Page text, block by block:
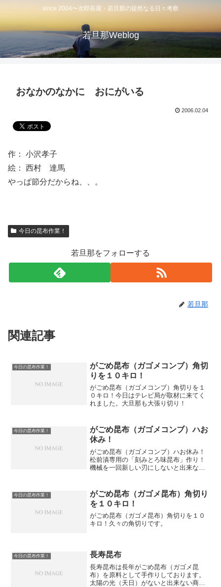
since 2004〜次郎長屋・若旦那の徒然なる日々考察
若旦那Weblog
おなかのなかに おにがいる
2006.02.04
作： 小沢孝子
絵： 西村 達馬
やっぱ節分だからね、、。
今日の昆布作業！
若旦那をフォローする
若旦那
関連記事
今日の昆布作業！
がごめ昆布（ガゴメコンブ）角切
りを１０キロ！
がごめ昆布（ガゴメコンブ）角切りを１
０キロ！今日はテレビ局が取材に来てく
れました。大旦那も大張り切り！
今日の昆布作業！
がごめ昆布（ガゴメコンブ）ハお
休み！
がごめ昆布（ガゴメコンブ）ハお休み！
松前漬専用の「刻みとろ味昆布」作り！
機械を一回新しい刃にしないと出来ない
今日の昆布作業！
がごめ昆布（ガゴメ昆布）角切り
を１０キロ！
がごめ昆布（ガゴメ昆布）角切りを１０
キロ！久々の角切りです。
今日の昆布作業！ 長寿昆布
長寿昆布は長年がごめ昆布（ガゴメ昆
布）を原料として手作りしております。
太陽の光（天日）がないと出来ない商品